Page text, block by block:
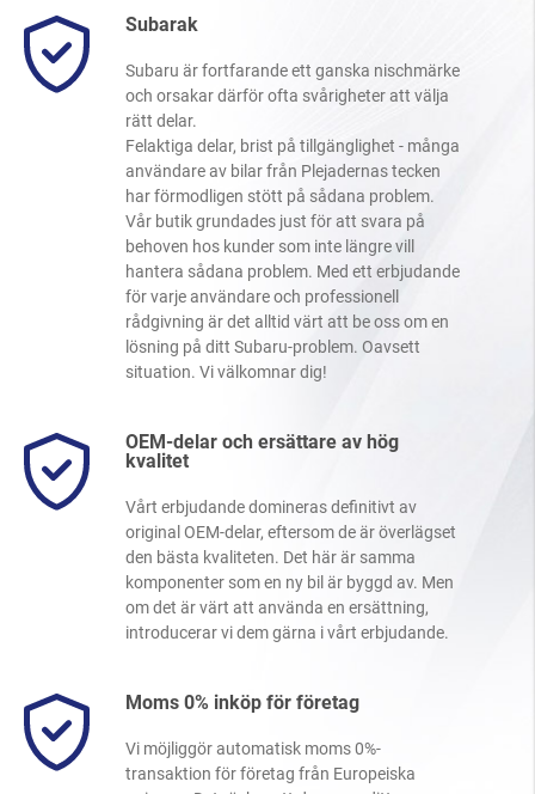
Subarak
Subaru är fortfarande ett ganska nischmärke
och orsakar därför ofta svårigheter att välja
rätt delar.
Felaktiga delar, brist på tillgänglighet - många
användare av bilar från Plejadernas tecken
har förmodligen stött på sådana problem.
Vår butik grundades just för att svara på
behoven hos kunder som inte längre vill
hantera sådana problem. Med ett erbjudande
för varje användare och professionell
rådgivning är det alltid värt att be oss om en
lösning på ditt Subaru-problem. Oavsett
situation. Vi välkomnar dig!
OEM-delar och ersättare av hög
kvalitet
Vårt erbjudande domineras definitivt av
original OEM-delar, eftersom de är överlägset
den bästa kvaliteten. Det här är samma
komponenter som en ny bil är byggd av. Men
om det är värt att använda en ersättning,
introducerar vi dem gärna i vårt erbjudande.
Moms 0% inköp för företag
Vi möjliggör automatisk moms 0%-
transaktion för företag från Europeiska